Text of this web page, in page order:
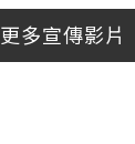
更多宣傳影片